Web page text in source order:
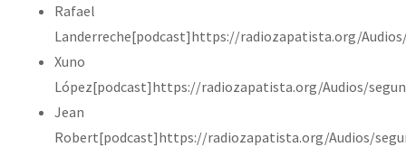
Rafael
Landerreche[podcast]https://radiozapatista.org/
Xuno
López[podcast]https://radiozapatista.org/Audios/
Jean
Robert[podcast]https://radiozapatista.org/Audios/